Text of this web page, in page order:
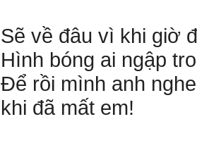
Sẽ về đâu vì khi giờ
Hình bóng ai ngập
Để rồi mình anh
khi đã mất em!